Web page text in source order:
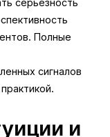
серьезность
Полные
сигналов
и